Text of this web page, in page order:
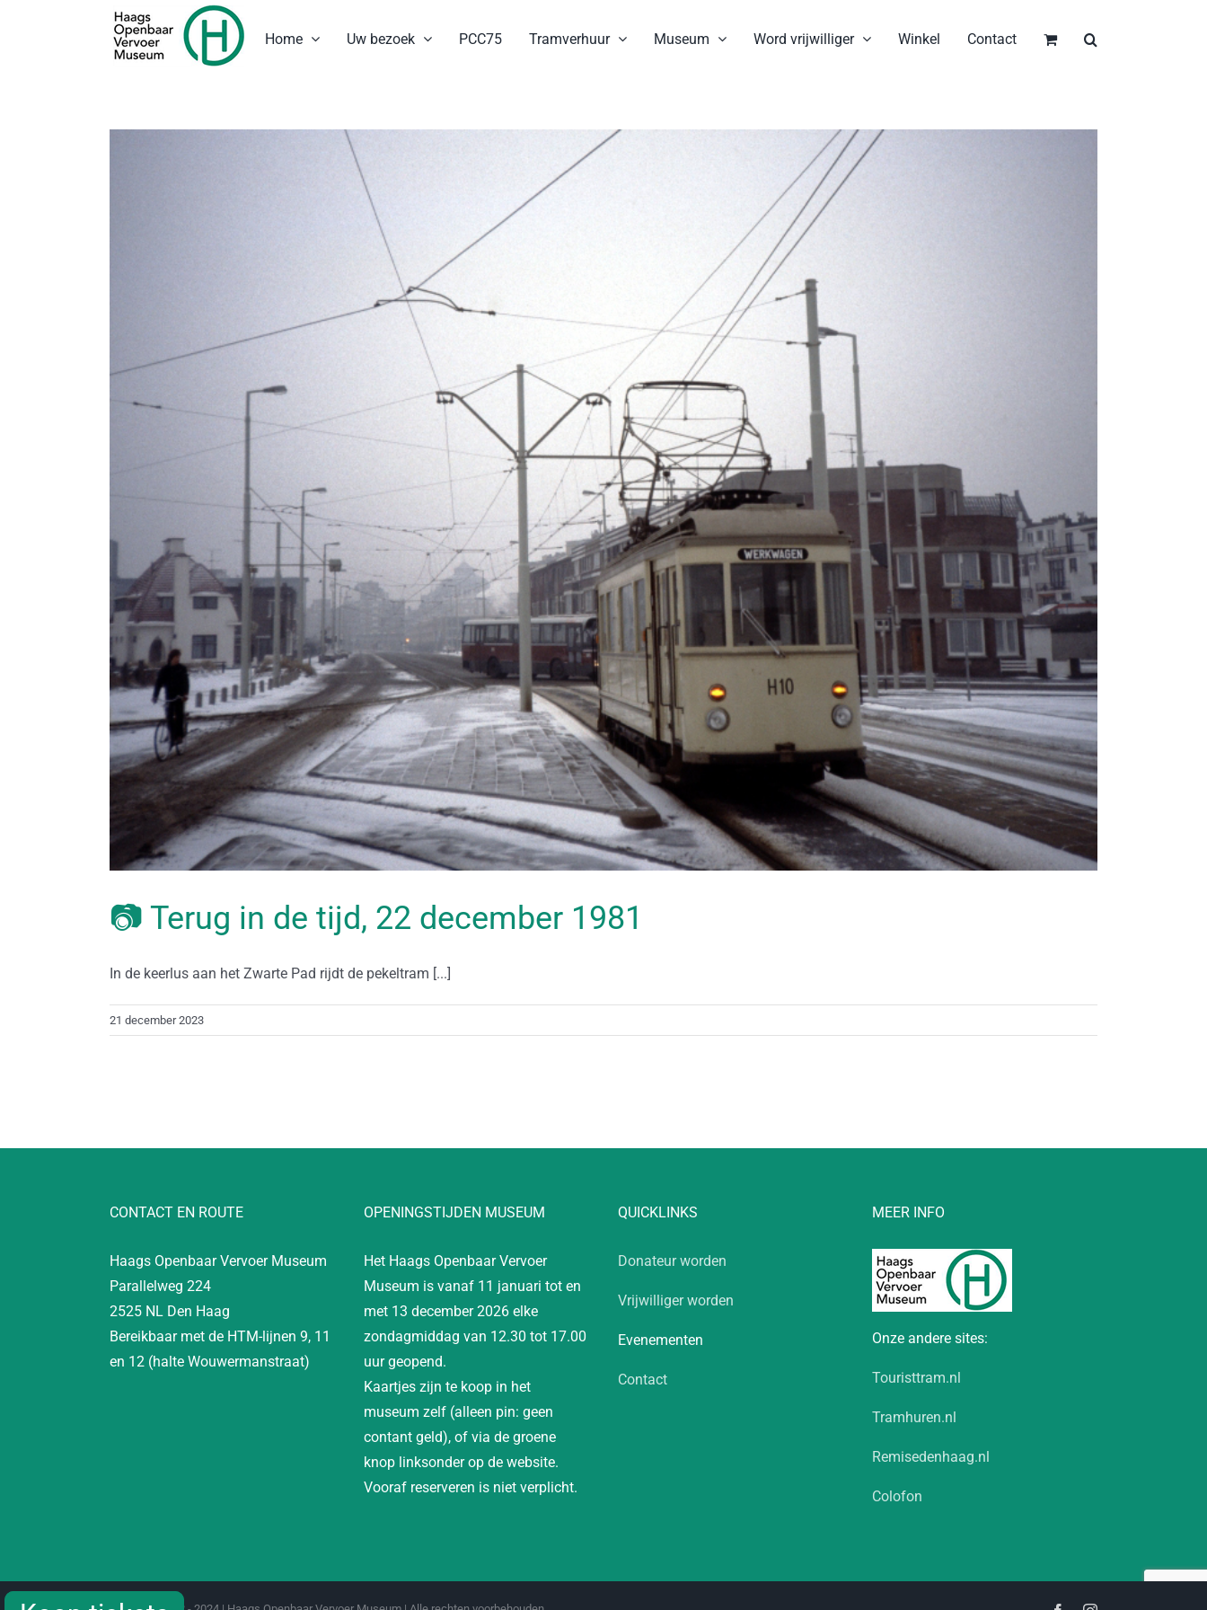
Home Uw bezoek PCC75 Tramverhuur Museum Word vrijwilliger Winkel Contact
📷 Terug in de tijd, 22 december 1981
In de keerlus aan het Zwarte Pad rijdt de pekeltram [...]
21 december 2023
CONTACT EN ROUTE
Haags Openbaar Vervoer Museum
Parallelweg 224
2525 NL Den Haag
Bereikbaar met de HTM-lijnen 9, 11
en 12 (halte Wouwermanstraat)
OPENINGSTIJDEN MUSEUM
Het Haags Openbaar Vervoer
Museum is vanaf 11 januari tot en
met 13 december 2026 elke
zondagmiddag van 12.30 tot 17.00
uur geopend.
Kaartjes zijn te koop in het
museum zelf (alleen pin: geen
contant geld), of via de groene
knop linksonder op de website.
Vooraf reserveren is niet verplicht.
QUICKLINKS
Donateur worden
Vrijwilliger worden
Evenementen
Contact
MEER INFO
Onze andere sites:
Touristtram.nl
Tramhuren.nl
Remisedenhaag.nl
Colofon